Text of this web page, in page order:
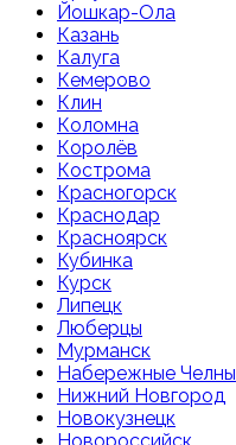
Йошкар-Ола
Казань
Калуга
Кемерово
Клин
Коломна
Королёв
Кострома
Красногорск
Краснодар
Красноярск
Кубинка
Курск
Липецк
Люберцы
Мурманск
Набережные Челны
Нижний Новгород
Новокузнецк